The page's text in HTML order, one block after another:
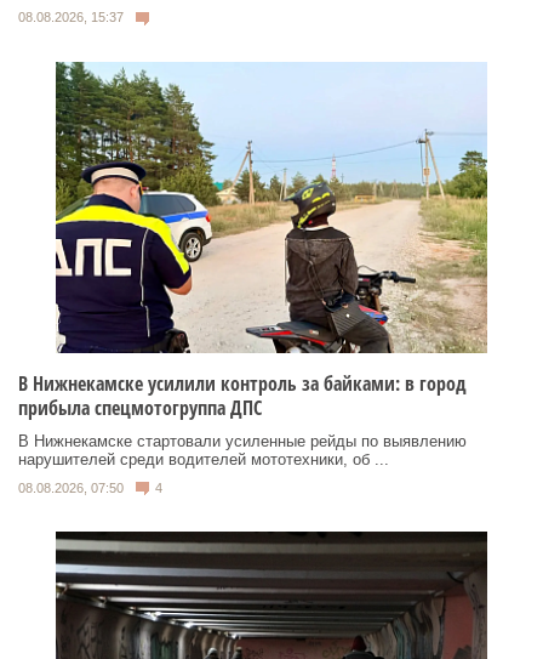
08.08.2026, 15:37
В Нижнекамске усилили контроль за байками: в город
прибыла спецмотогруппа ДПС
В Нижнекамске стартовали усиленные рейды по выявлению
нарушителей среди водителей мототехники, об ...
08.08.2026, 07:50 4